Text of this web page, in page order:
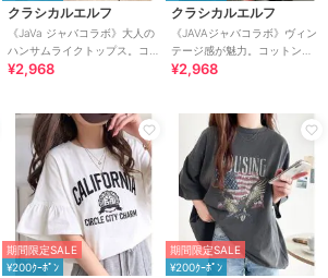
クラシカルエルフ
《JaVa ジャバコラボ》大人の
ハンサムライクトップス。コ
ットン100%サイドファスナー
¥2,968
クラシカルエルフ
《JAVAジャバコラボ》ヴィン
テージ感が魅力。コットン
100%グラフィックプリントピ
¥2,968
期間限定SALE
¥200ｸｰﾎﾟﾝ
期間限定SALE
¥200ｸｰﾎﾟﾝ